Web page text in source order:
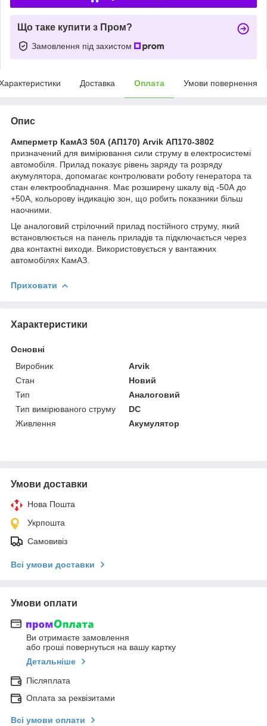
Що таке купити з Пром?
Замовлення під захистом
Доставка Оплата Умови повернення
Опис
Амперметр КамАЗ 50А (АП170) Arvik АП170-3802
призначений для вимірювання сили струму в електросистемі
автомобіля. Прилад показує рівень заряду та розряду
акумулятора, допомагає контролювати роботу генератора та
стан електрообладнання. Має розширену шкалу від -50А до
+50А, кольорову індикацію зон, що робить показники більш
наочними.
Це аналоговий стрілочний прилад постійного струму, який
встановлюється на панель приладів та підключається через
два контактні виходи. Використовується у вантажних
автомобілях КамАЗ.
Приховати
Характеристики
Основні
Виробник
Arvik
Стан
Новий
Тип
Аналоговий
Тип вимірюваного струму
DC
Живлення
Акумулятор
Умови доставки
Нова Пошта
Укрпошта
Самовивіз
Всі умови доставки
Умови оплати
Ви отримаєте замовлення
або гроші повернуться на вашу картку
Детальніше
Післяплата
Оплата за реквізитами
Всі умови оплати